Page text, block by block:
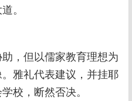
。
，但以儒家教育理想为
雅礼代表建议，并挂耶
校，断然否决。